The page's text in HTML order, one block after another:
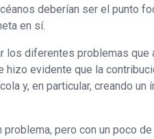
deberían ser el punto
en sí.
los diferentes problemas
hizo evidente que la
y, en particular, creando
pero con un poco